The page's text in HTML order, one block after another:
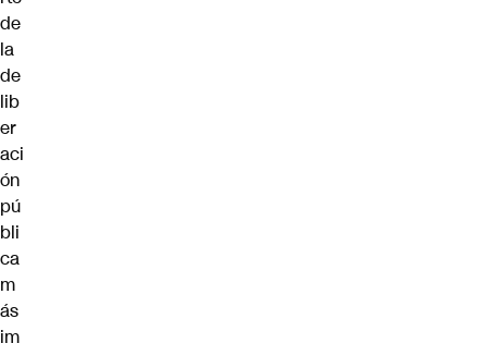
de
la
de
lib
er
aci
ón
pú
bli
ca
m
ás
im